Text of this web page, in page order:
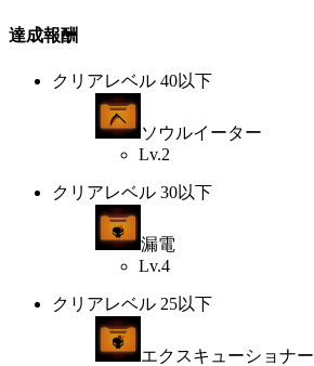
達成報酬
クリアレベル 40以下
ソウルイーター
Lv.2
クリアレベル 30以下
漏電
Lv.4
クリアレベル 25以下
エクスキューショナー